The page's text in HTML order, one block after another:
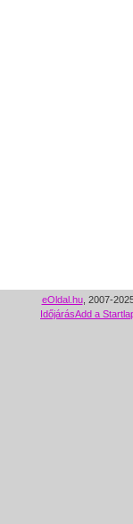
eOldal.hu, 2007-
IdőjárásAdd a